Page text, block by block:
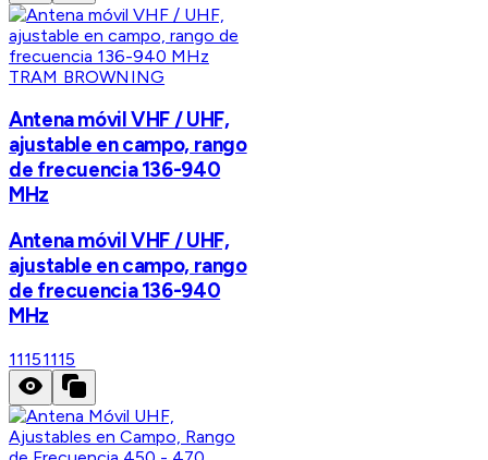
TRAM BROWNING
Antena móvil VHF / UHF,
ajustable en campo, rango
de frecuencia 136-940
MHz
Antena móvil VHF / UHF,
ajustable en campo, rango
de frecuencia 136-940
MHz
11151115